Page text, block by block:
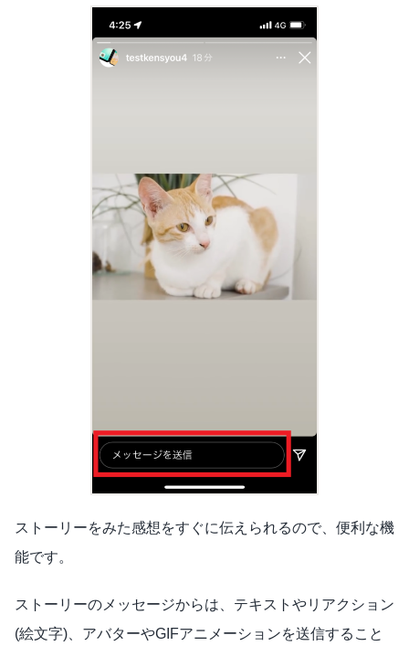
ストーリーをみた感想をすぐに伝えられるので、便利な機
能です。
ストーリーのメッセージからは、テキストやリアクション
(絵文字)、アバターやGIFアニメーションを送信すること